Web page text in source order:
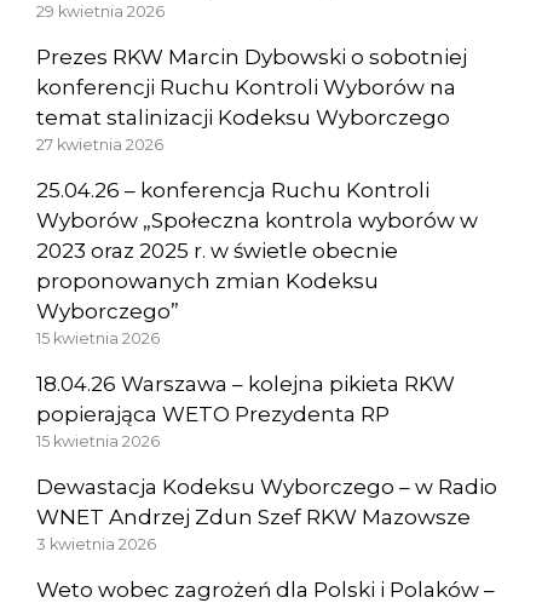
29 kwietnia 2026
Prezes RKW Marcin Dybowski o sobotniej
konferencji Ruchu Kontroli Wyborów na
temat stalinizacji Kodeksu Wyborczego
27 kwietnia 2026
25.04.26 – konferencja Ruchu Kontroli
Wyborów „Społeczna kontrola wyborów w
2023 oraz 2025 r. w świetle obecnie
proponowanych zmian Kodeksu
Wyborczego”
15 kwietnia 2026
18.04.26 Warszawa – kolejna pikieta RKW
popierająca WETO Prezydenta RP
15 kwietnia 2026
Dewastacja Kodeksu Wyborczego – w Radio
WNET Andrzej Zdun Szef RKW Mazowsze
3 kwietnia 2026
Weto wobec zagrożeń dla Polski i Polaków –